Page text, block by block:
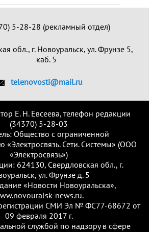
5-28-28 (рекламный отдел)
обл., г. Новоуральск, ул. Фрунзе 5,
каб. 5
telenovosti@mail.ru
Е. Н. Евсеева, телефон редакции
(34370) 5-28-03
Общество с ограниченной
«Электросвязь. Сети. Системы» (ООО
«Электросвязь»)
624130, Свердловская обл., г.
ул. Фрунзе д. 5
«Новости Новоуральска»,
news.ru.
регистрации СМИ Эл № ФС77-68672 от
09 февраля 2017 г.
службой по надзору в сфере